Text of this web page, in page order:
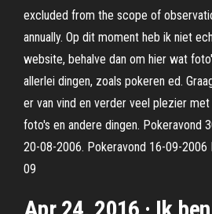
excluded from the scope of
annually. Op dit moment heb ik niet
website, behalve dan om hier wat
allerlei dingen, zoals pokeren ed.
er van vind en verder veel plezier
foto's en andere dingen. Pokeravond
20-08-2006. Pokeravond 16-09-2006
09